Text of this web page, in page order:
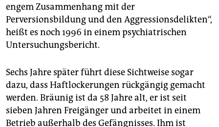
engem Zusammenhang mit der
Perversionsbildung und den Aggressionsdelikten“,
heißt es noch 1996 in einem psychiatrischen
Untersuchungsbericht.
Sechs Jahre später führt diese Sichtweise sogar
dazu, dass Haftlockerungen rückgängig gemacht
werden. Bräunig ist da 58 Jahre alt, er ist seit
sieben Jahren Freigänger und arbeitet in einem
Betrieb außerhalb des Gefängnisses. Ihm ist